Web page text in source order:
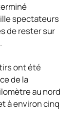
spectateurs
de rester sur
ont été
de la
au nord
à environ cinq